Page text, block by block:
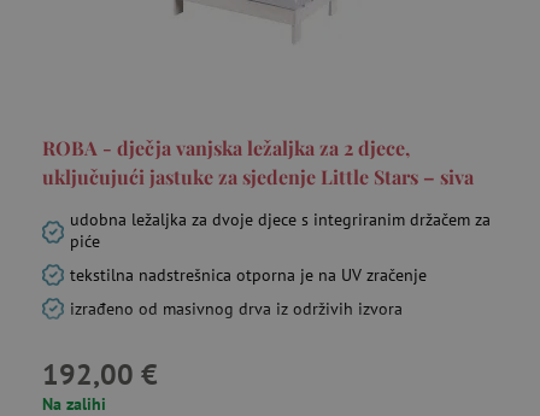
ROBA - dječja vanjska ležaljka za 2 djece,
uključujući jastuke za sjedenje Little Stars – siva
udobna ležaljka za dvoje djece s integriranim držačem za
piće
tekstilna nadstrešnica otporna je na UV zračenje
izrađeno od masivnog drva iz održivih izvora
192,00 €
Na zalihi